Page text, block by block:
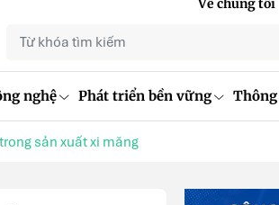
Về chúng tôi
nghệ Phát triển bền vững
sản xuất xi măng